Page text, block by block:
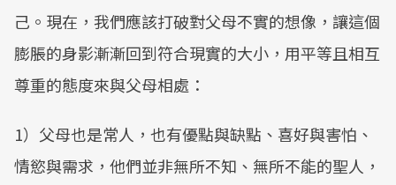
己。現在，我們應該打破對父母不實的想像，讓這個
膨脹的身影漸漸回到符合現實的大小，用平等且相互
尊重的態度來與父母相處：
1）父母也是常人，也有優點與缺點、喜好與害怕、
情慾與需求，他們並非無所不知、無所不能的聖人，